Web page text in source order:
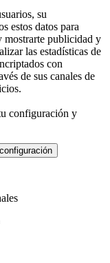
su
estos datos para
mostrarte publicidad y
las estadísticas de
con
de sus canales de
configuración y